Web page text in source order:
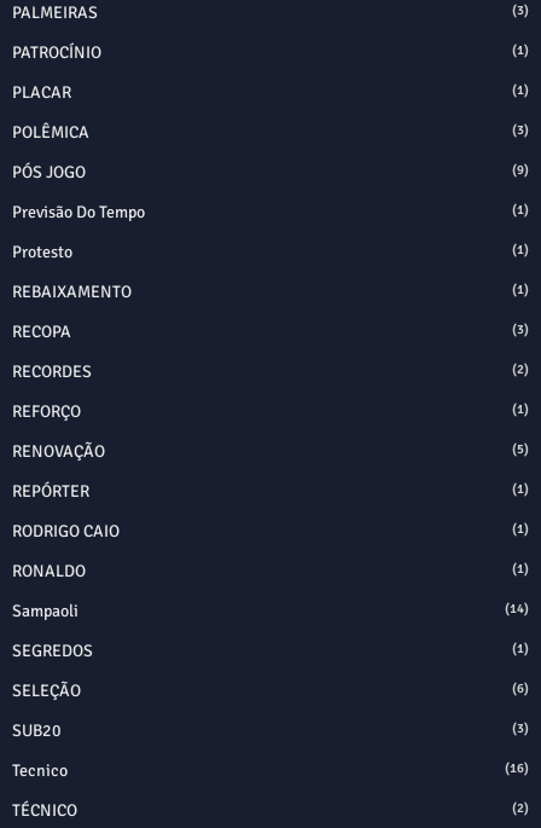
PALMEIRAS (3)
PATROCÍNIO (1)
PLACAR (1)
POLÊMICA (3)
PÓS JOGO (9)
Previsão Do Tempo (1)
Protesto (1)
REBAIXAMENTO (1)
RECOPA (3)
RECORDES (2)
REFORÇO (1)
RENOVAÇÃO (5)
REPÓRTER (1)
RODRIGO CAIO (1)
RONALDO (1)
Sampaoli (14)
SEGREDOS (1)
SELEÇÃO (6)
SUB20 (3)
Tecnico (16)
TÉCNICO (2)